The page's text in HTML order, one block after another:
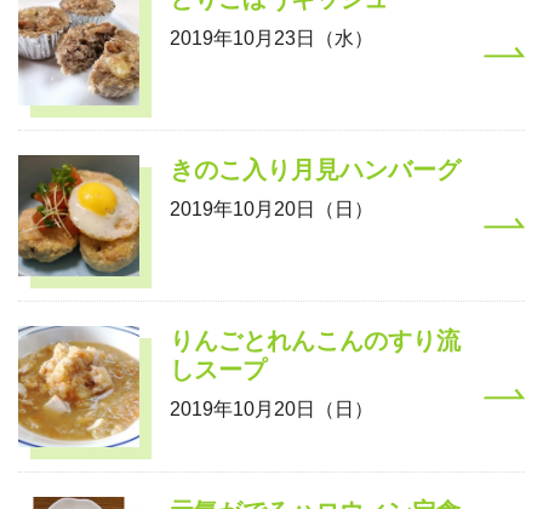
2019年10月23日（水）
きのこ入り月見ハンバーグ
2019年10月20日（日）
りんごとれんこんのすり流
しスープ
2019年10月20日（日）